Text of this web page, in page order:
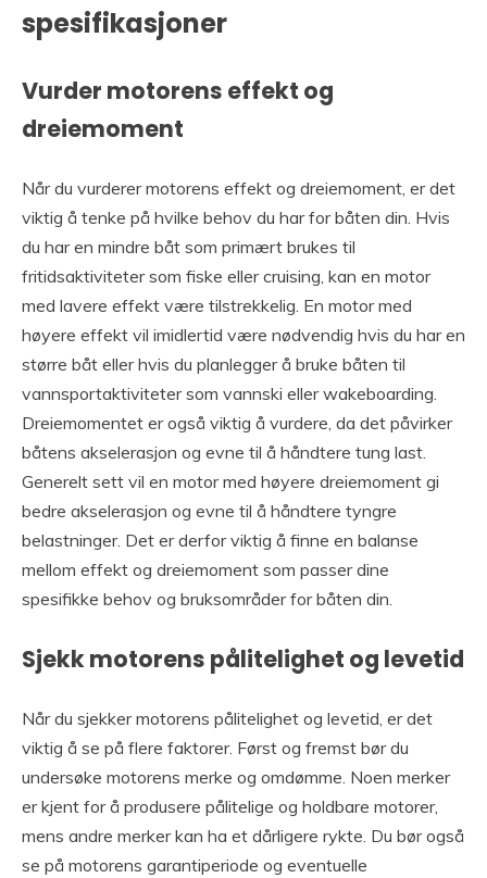
spesifikasjoner
Vurder motorens effekt og
dreiemoment
Når du vurderer motorens effekt og dreiemoment, er det
viktig å tenke på hvilke behov du har for båten din. Hvis
du har en mindre båt som primært brukes til
fritidsaktiviteter som fiske eller cruising, kan en motor
med lavere effekt være tilstrekkelig. En motor med
høyere effekt vil imidlertid være nødvendig hvis du har en
større båt eller hvis du planlegger å bruke båten til
vannsportaktiviteter som vannski eller wakeboarding.
Dreiemomentet er også viktig å vurdere, da det påvirker
båtens akselerasjon og evne til å håndtere tung last.
Generelt sett vil en motor med høyere dreiemoment gi
bedre akselerasjon og evne til å håndtere tyngre
belastninger. Det er derfor viktig å finne en balanse
mellom effekt og dreiemoment som passer dine
spesifikke behov og bruksområder for båten din.
Sjekk motorens pålitelighet og levetid
Når du sjekker motorens pålitelighet og levetid, er det
viktig å se på flere faktorer. Først og fremst bør du
undersøke motorens merke og omdømme. Noen merker
er kjent for å produsere pålitelige og holdbare motorer,
mens andre merker kan ha et dårligere rykte. Du bør også
se på motorens garantiperiode og eventuelle